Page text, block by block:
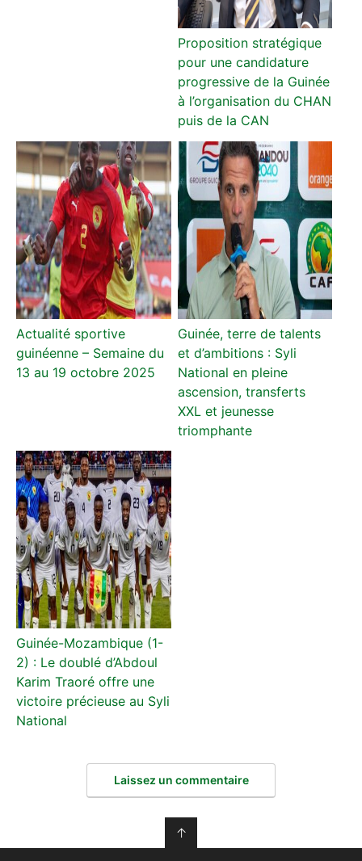
Proposition stratégique
pour une candidature
progressive de la Guinée
à l’organisation du CHAN
puis de la CAN
Actualité sportive
guinéenne – Semaine du
13 au 19 octobre 2025
Guinée, terre de talents
et d’ambitions : Syli
National en pleine
ascension, transferts
XXL et jeunesse
triomphante
Guinée-Mozambique (1-
2) : Le doublé d’Abdoul
Karim Traoré offre une
victoire précieuse au Syli
National
Laissez un commentaire
↑